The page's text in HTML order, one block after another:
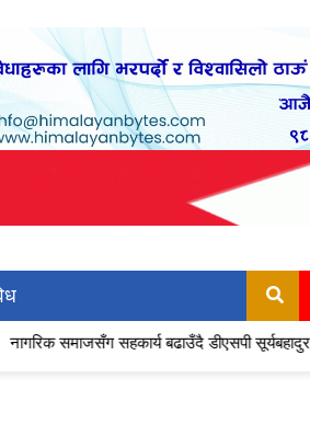
सहकार्य बढाउँदै डीएसपी सूर्यबहादुर बोगटी, बैदामको